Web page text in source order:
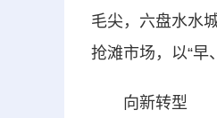
毛尖，六盘水水
抢滩市场，以“早
向新转型